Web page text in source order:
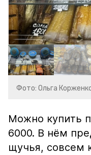
Фото: Ольга
Можно купить
6000. В нём
щучья, совсем